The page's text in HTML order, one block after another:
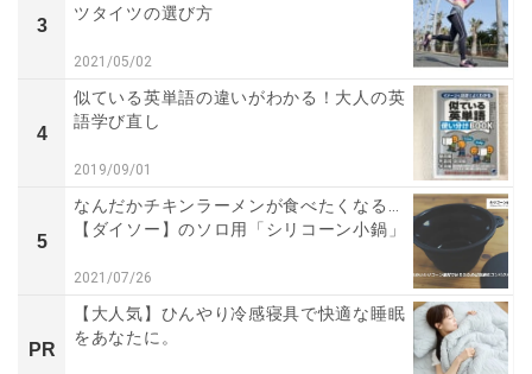
3
ツタイツの選び方
2021/05/02
4
似ている英単語の違いがわかる！大人の英
語学び直し
2019/09/01
5
なんだかチキンラーメンが食べたくなる…
【ダイソー】のソロ用「シリコーン小鍋」
2021/07/26
PR
【大人気】ひんやり冷感寝具で快適な睡眠
をあなたに。